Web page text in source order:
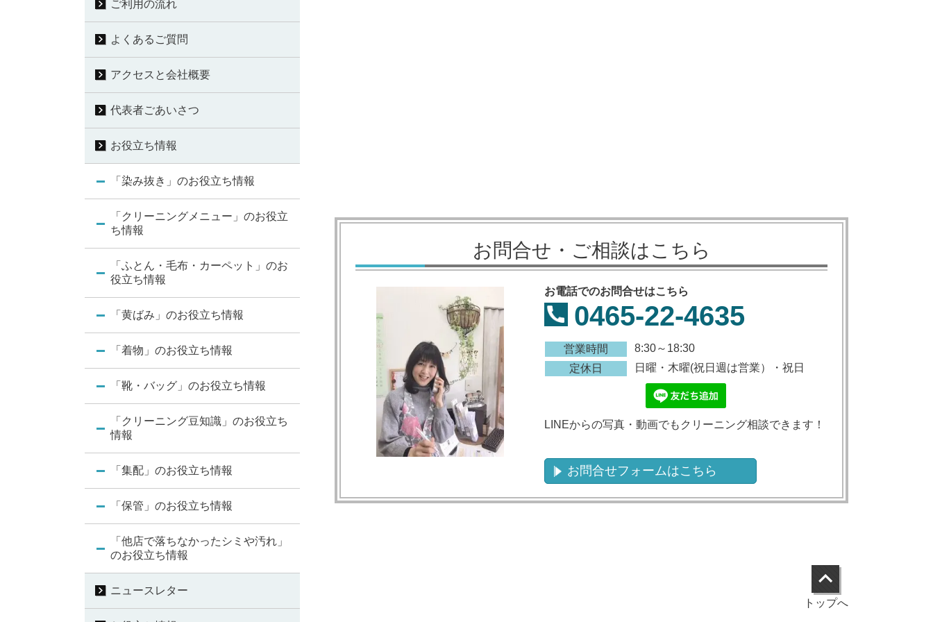
お問合せ・ご相談はこちら
お電話でのお問合せはこちら
0465-22-4635
営業時間
8:30～18:30
定休日
日曜・木曜(祝日週は営業）・祝日
LINEからの写真・動画でもクリーニング相談できます！
お問合せフォームはこちら
トップへ
ご利用の流れ
よくあるご質問
アクセスと会社概要
代表者ごあいさつ
お役立ち情報
「染み抜き」のお役立ち情報
「クリーニングメニュー」のお役立
ち情報
「ふとん・毛布・カーペット」のお
役立ち情報
「黄ばみ」のお役立ち情報
「着物」のお役立ち情報
「靴・バッグ」のお役立ち情報
「クリーニング豆知識」のお役立ち
情報
「集配」のお役立ち情報
「保管」のお役立ち情報
「他店で落ちなかったシミや汚れ」
のお役立ち情報
ニュースレター